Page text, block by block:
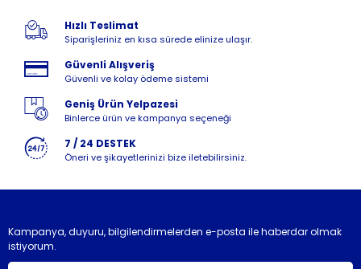
Hızlı Teslimat
Siparişleriniz en kısa sürede elinize ulaşır.
Güvenli Alışveriş
Güvenli ve kolay ödeme sistemi
Geniş Ürün Yelpazesi
Binlerce ürün ve kampanya seçeneği
7 / 24 DESTEK
Öneri ve şikayetlerinizi bize iletebilirsiniz.
Kampanya, duyuru, bilgilendirmelerden e-posta ile haberdar olmak
istiyorum.